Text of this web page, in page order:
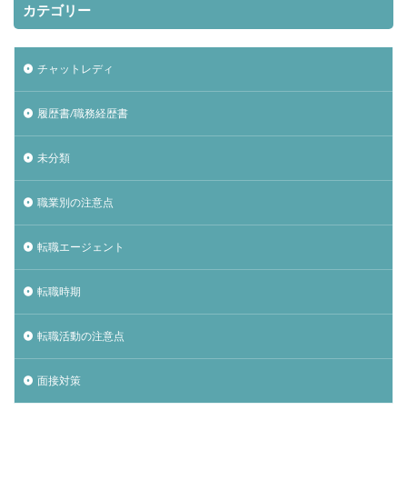
カテゴリー
チャットレディ
履歴書/職務経歴書
未分類
職業別の注意点
転職エージェント
転職時期
転職活動の注意点
面接対策